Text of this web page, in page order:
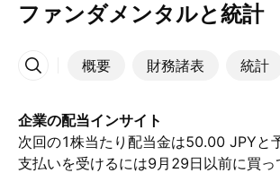
ファンダメンタルと統計
概要 財務諸表 統計
その他
企業の配当インサイト
次回の1株当たり配当金は50.00 JPYと
支払いを受けるには9月29日以前に買っ